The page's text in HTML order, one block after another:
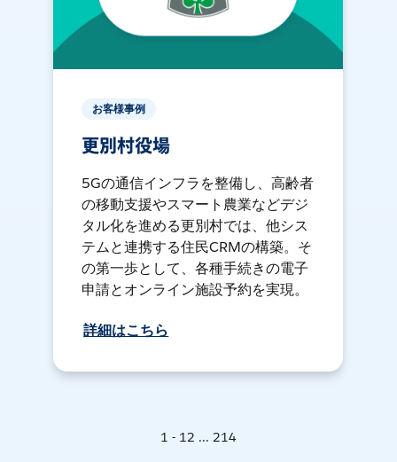
お客様事例
更別村役場
5Gの通信インフラを整備し、高齢者
の移動支援やスマート農業などデジ
タル化を進める更別村では、他シス
テムと連携する住民CRMの構築。そ
の第一歩として、各種手続きの電子
申請とオンライン施設予約を実現。
詳細はこちら
1 - 12 ... 214